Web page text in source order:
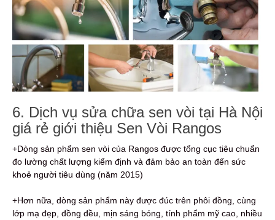
6. Dịch vụ sửa chữa sen vòi tại Hà Nội
giá rẻ giới thiệu Sen Vòi Rangos
+Dòng sản phẩm sen vòi của Rangos được tổng cục tiêu chuẩn
đo lường chất lượng kiểm định và đảm bảo an toàn đến sức
khoẻ người tiêu dùng (năm 2015)
+Hơn nữa, dòng sản phẩm này được đúc trên phôi đồng, cùng
lớp mạ đẹp, đồng đều, mịn sáng bóng, tính phẩm mỹ cao, nhiều